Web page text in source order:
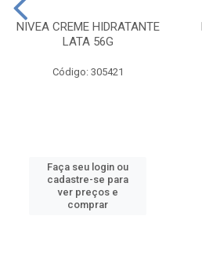
NIVEA CREME HIDRATANTE
LATA 56G
Código: 305421
Faça seu login ou
cadastre-se para
ver preços e
comprar